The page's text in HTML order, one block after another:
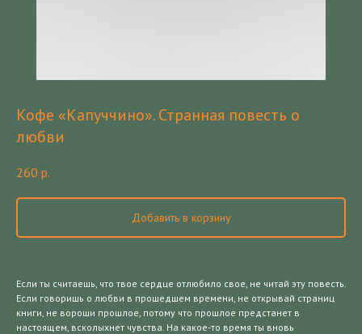
Кофе «Капуччино». Странная повесть о
любви
260 р.
Добавить в корзину
Если ты считаешь, что твое сердце отлюбило свое, не читай эту повесть.
Если говоришь о любви в прошедшем времени, не открывай страниц
книги, не вороши прошлое, потому что прошлое предстанет в
настоящем, всколыхнет чувства. На какое-то время ты вновь